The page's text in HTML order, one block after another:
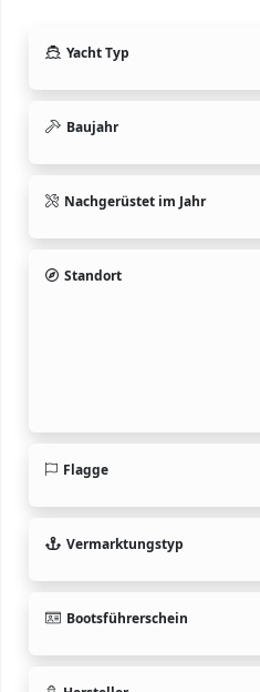
Yacht Typ
Baujahr
Nachgerüstet im Jahr
Standort
Flagge
Vermarktungstyp
Bootsführerschein